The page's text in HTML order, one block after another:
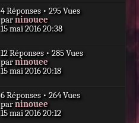
ee
s
s
a
e
i
e
r
e
s
s
a
e
4 Réponses • 295 Vues
D
e
i
e
r
e
s
s
a
parninouee
15 mai 2016 20:38
12 Réponses • 285 Vues
D
e
i
e
r
parninouee
15 mai 2016 20:18
6 Réponses • 264 Vues
D
e
parninouee
15 mai 2016 20:12